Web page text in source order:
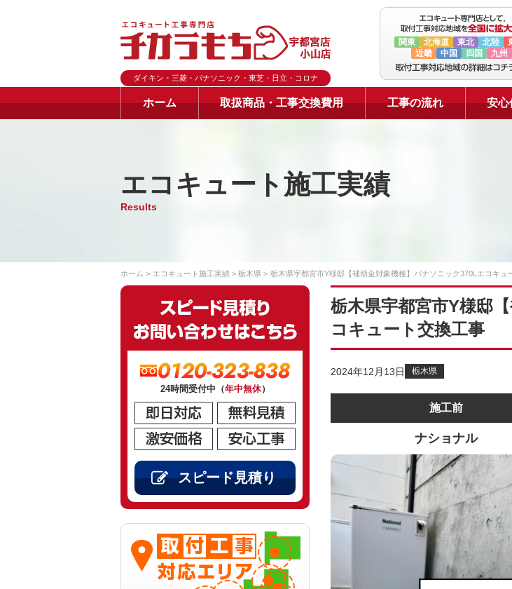
ダイキン・三菱・パナソニック・東芝・日立・コロナ
関東 北海道 東北 北陸
近畿
中国 四国 九州
ホーム 取扱商品・工事交換費用 工事の流れ 安心
エコキュート施工実績
Results
ホーム エコキュート施工実績 栃木県 栃木県宇都宮市Y様邸【補助金対象機種】パナソニック370Lエコキュ
栃木県宇都宮市Y様邸
コキュート交換工事
2024年12月13日 栃木県
施工前
ナショナル
0120-323-838
24時間受付中（年中無休）
スピード見積り